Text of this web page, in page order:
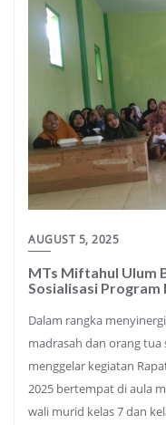
AUGUST 5, 2025
MTs Miftahul Ulum
Sosialisasi Program
Dalam rangka
madrasah dan orang tua
menggelar kegiatan
2025 bertempat di aula
wali murid kelas 7 dan